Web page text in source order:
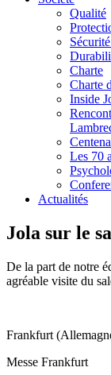
Qualité
Charte
Charte
Inside
Les 70
Actualités
Jola sur le
De la part de notre
agréable visite du
Frankfurt
Messe Frankfurt